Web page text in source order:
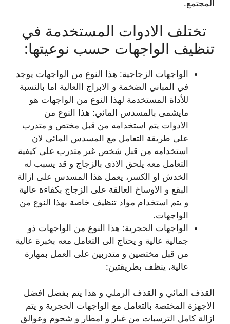
المجتمع.
تختلف الادوات المستخدمة في
تنظيف الواجهات حسب نوعيتها:
الواجهات الزجاجية: هذا النوع من الواجهات يوجد
في المباني الضخمة و الابراج االعالية اما بالنسبة
للأداة المستخدمة لهذا النوع من الواجهات هو
مايشمى بالمسدس المائي: هذا النوع من
الادوات يتم استخدامه من قبل مختص و متدرب
على طريقة التعامل مع المسدس المائي لان
استخدامه من قبل شخص غير متدرب على كيفية
التعامل معه يلحق الاذى بالزجاج و قد يسبب له
الخدش او الكسر، يعمل هذا المسدس على ازالة
البقع و الاوساخ العالقة على الزجاج بكفاءة عالية
و يتم استخدام مواد تنظيف خاصة بهذا النوع من
الواجهات.
الواجهات الحجرية: هذا النوع من الواجهات ذو
جمالية عالية و يحتاج الى التعامل معه بخبرة عالية
من قبل مختصين و متدربين على العمل بمهارة
عالية، ينظف بطريقتين:
القذف المائي و القذف الرملي و هذا يتم بفضل افضل
الاجهزة المختصة بالتعامل مع الواجهات الحجرية و يتم
ازالة كامل الترسبات من غبار و امطار و شحوم وعوالق